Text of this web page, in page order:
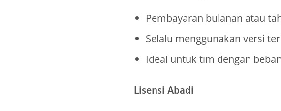
Pembayaran bulanan atau
Selalu menggunakan versi
Ideal untuk tim dengan
Lisensi Abadi